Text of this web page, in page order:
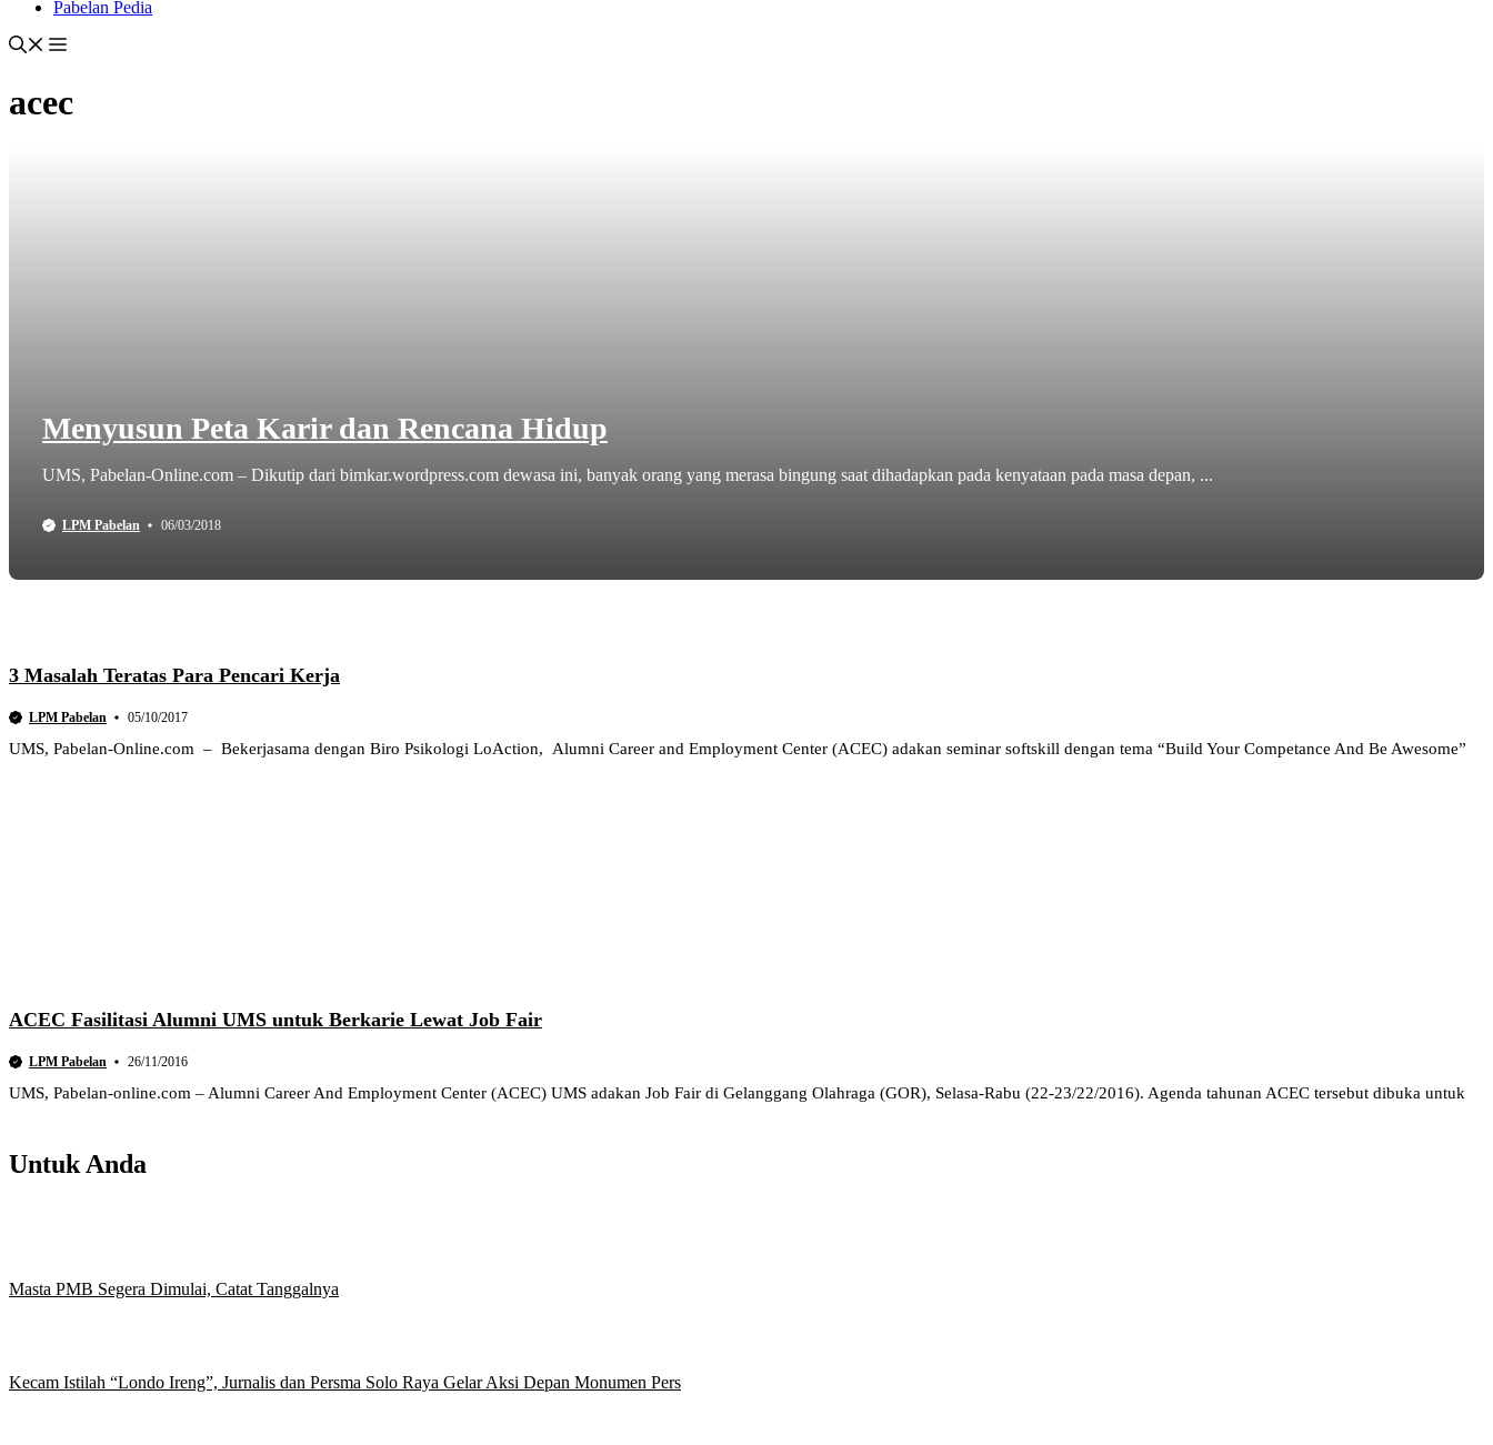
Pabelan Pedia
acec
Menyusun Peta Karir dan Rencana Hidup
UMS, Pabelan-Online.com – Dikutip dari bimkar.wordpress.com dewasa ini, banyak orang yang merasa bingung saat dihadapkan pada kenyataan pada masa depan, ...
LPM Pabelan 06/03/2018
3 Masalah Teratas Para Pencari Kerja
LPM Pabelan 05/10/2017
UMS, Pabelan-Online.com – Bekerjasama dengan Biro Psikologi LoAction, Alumni Career and Employment Center (ACEC) adakan seminar softskill dengan tema “Build Your Competance And Be Awesome”
ACEC Fasilitasi Alumni UMS untuk Berkarie Lewat Job Fair
LPM Pabelan 26/11/2016
UMS, Pabelan-online.com – Alumni Career And Employment Center (ACEC) UMS adakan Job Fair di Gelanggang Olahraga (GOR), Selasa-Rabu (22-23/22/2016). Agenda tahunan ACEC tersebut dibuka untuk
Untuk Anda
Masta PMB Segera Dimulai, Catat Tanggalnya
Kecam Istilah “Londo Ireng”, Jurnalis dan Persma Solo Raya Gelar Aksi Depan Monumen Pers